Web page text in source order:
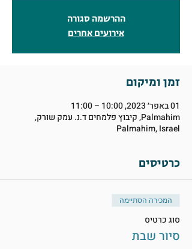
ההרשמה סגורה
אירועים אחרים
זמן ומיקום
01 באפר׳ 2023, 10:00 – 11:00
Palmahim, קיבוץ פלמחים ד.נ. עמק שורק,
Palmahim, Israel
כרטיסים
המכירה הסתיימה
סוג כרטיס
סיור שבת